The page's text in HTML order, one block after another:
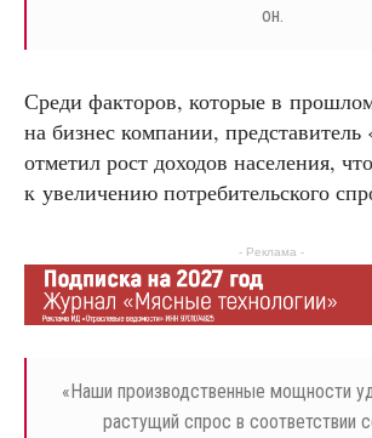
он.
Среди факторов, которые в
на бизнес компании, представитель
отметил рост доходов населения,
к увеличению потребительского
- Реклама -
« Наши производственные мощности
растущий спрос в соответствии